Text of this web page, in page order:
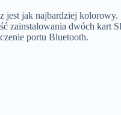
jak najbardziej
zainstalowania dwóch
portu Bluetooth.